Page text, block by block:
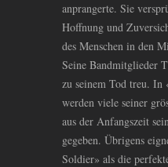
anprangerte. Sie
Hoffnung und
des Menschen in den
Seine Bandmitglieder
zu seinem Tod treu. In
werden viele seiner
aus der Anfangszeit
gegeben. Übrigens
Soldier» als die